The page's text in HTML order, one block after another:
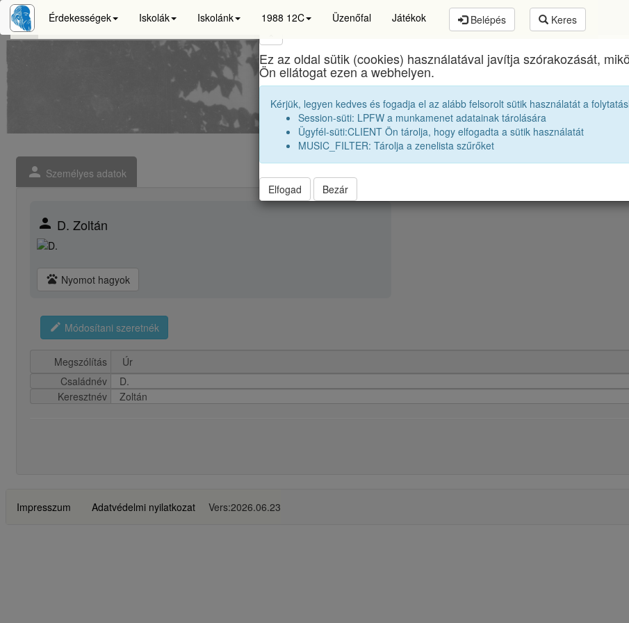
Érdekességek Iskolák Iskolánk 1988 12C Üzenőfal Játékok Belépés Keres
Brassai Sámuel Líceumegykori diákjai 1988 12C
D. Zoltán
person Személyes adatok
person D. Zoltán
pets Nyomot hagyok
edit Módosítani szeretnék
Megszólítás
Családnév
D.
Keresztnév
Zoltán
Impresszum Adatvédelmi nyilatkozat Vers:2026.06.23
Ez az oldal sütik (cookies) használatával javítja szórakozását,
Ön ellátogat ezen a webhelyen.
Kérjük, legyen kedves és fogadja el az alább felsorolt sütik használatát a
Session-süti: LPFW a munkamenet adatainak tárolására
Ügyfél-süti:CLIENT Ön tárolja, hogy elfogadta a sütik használatát
MUSIC_FILTER: Tárolja a zenelista szűrőket
Elfogad Bezár